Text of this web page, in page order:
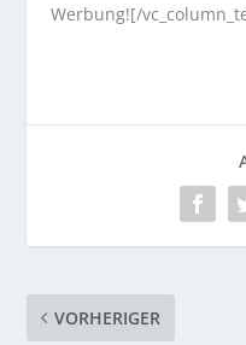
Werbung![/
VORHERIGER